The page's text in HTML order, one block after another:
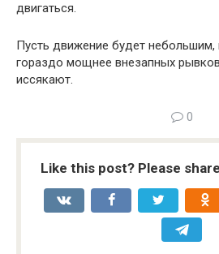
двигаться.
Пусть движение будет небольшим,
гораздо мощнее внезапных
иссякают.
0
Like this post? Please